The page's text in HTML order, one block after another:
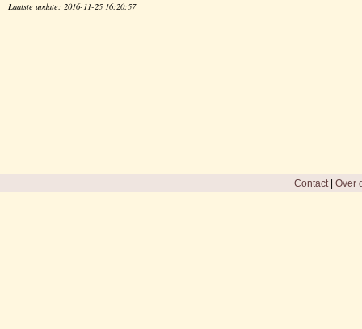
Laatste update: 2016-11-25 16:20:57
Contact| Over